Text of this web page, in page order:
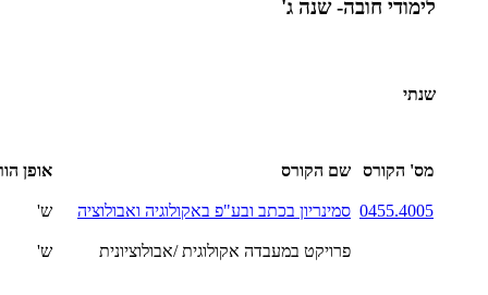
לימודי חובה- שנה ג'
שנתי
מס' הקורס שם הקורס אופן
0455.4005 סמינריון בכתב ובע"פ באקולוגיה ואבולוציה ש'
פרויקט במעבדה אקולוגית /אבולוציונית ש'